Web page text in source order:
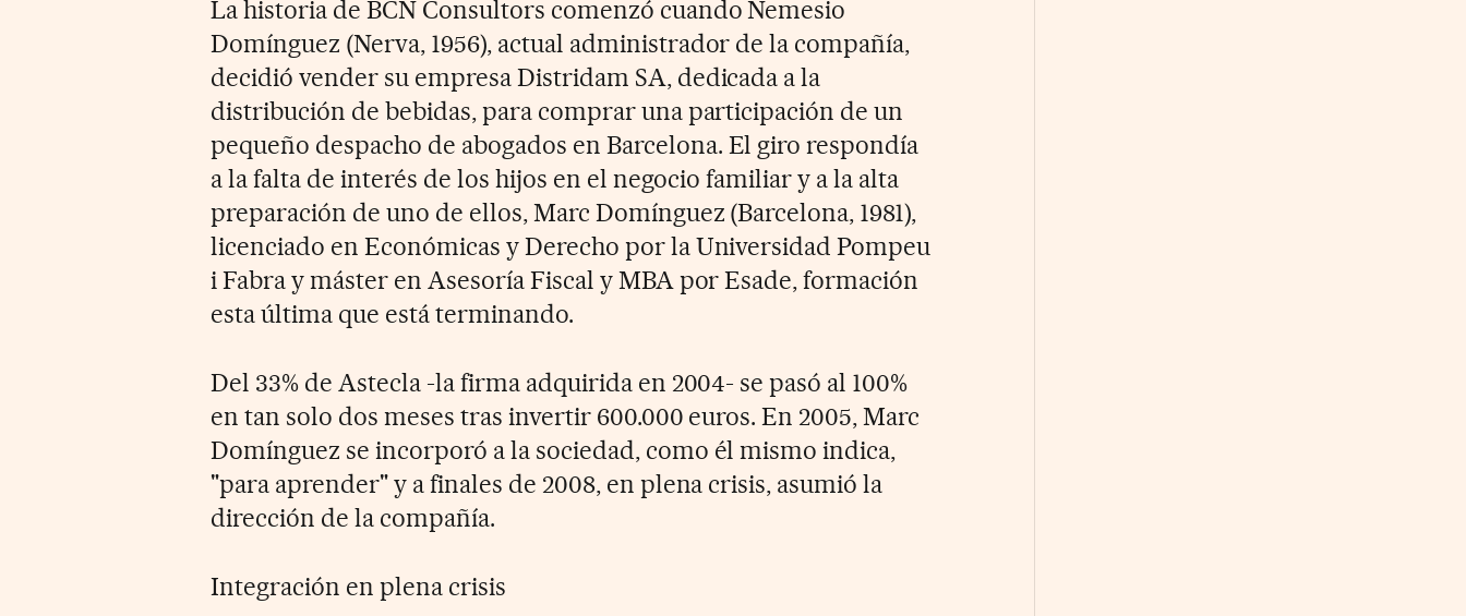
La historia de BCN Consultors comenzó cuando Nemesio
Domínguez (Nerva, 1956), actual administrador de la compañía,
decidió vender su empresa Distridam SA, dedicada a la
distribución de bebidas, para comprar una participación de un
pequeño despacho de abogados en Barcelona. El giro respondía
a la falta de interés de los hijos en el negocio familiar y a la alta
preparación de uno de ellos, Marc Domínguez (Barcelona, 1981),
licenciado en Económicas y Derecho por la Universidad Pompeu
i Fabra y máster en Asesoría Fiscal y MBA por Esade, formación
esta última que está terminando.
Del 33% de Astecla -la firma adquirida en 2004- se pasó al 100%
en tan solo dos meses tras invertir 600.000 euros. En 2005, Marc
Domínguez se incorporó a la sociedad, como él mismo indica,
"para aprender" y a finales de 2008, en plena crisis, asumió la
dirección de la compañía.
Integración en plena crisis